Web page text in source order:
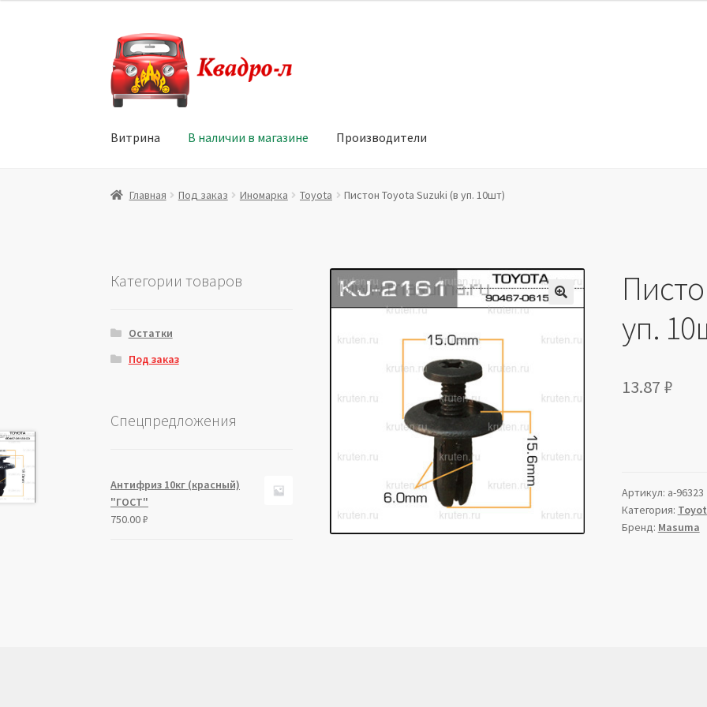
Перейти
к
навигации
Перейти
к
содержимому
Витрина В наличии в магазине Производители
Главная Витрина Мой аккаунт Политика в отношении обработки персональных данных
Главная Под заказ Иномарка Toyota Пистон Toyota Suzuki (в уп. 10шт)
уп.
13.87 ₽
Артикул: a-96323
Категория:
Бренд: Masuma
Категории товаров
Остатки
Под заказ
Спецпредложения
Антифриз 10кг (красный)
"ГОСТ"
750.00₽